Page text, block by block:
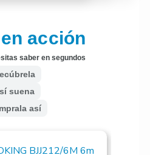
acción
saber en segundos
suena
así